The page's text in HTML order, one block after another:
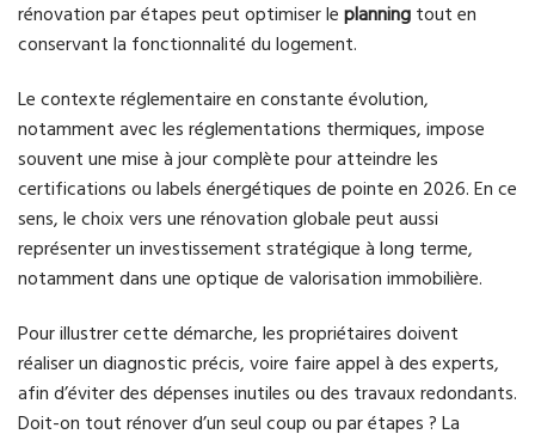
rénovation par étapes peut optimiser le planning tout en
conservant la fonctionnalité du logement.
Le contexte réglementaire en constante évolution,
notamment avec les réglementations thermiques, impose
souvent une mise à jour complète pour atteindre les
certifications ou labels énergétiques de pointe en 2026. En ce
sens, le choix vers une rénovation globale peut aussi
représenter un investissement stratégique à long terme,
notamment dans une optique de valorisation immobilière.
Pour illustrer cette démarche, les propriétaires doivent
réaliser un diagnostic précis, voire faire appel à des experts,
afin d’éviter des dépenses inutiles ou des travaux redondants.
Doit-on tout rénover d’un seul coup ou par étapes ? La